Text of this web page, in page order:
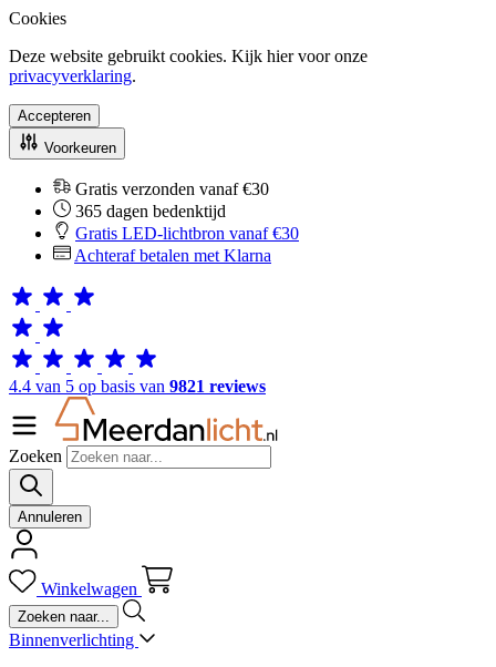
Cookies
Deze website gebruikt cookies. Kijk hier voor onze
privacyverklaring.
Accepteren
Voorkeuren
Gratis verzonden vanaf €30
365 dagen bedenktijd
Gratis LED-lichtbron vanaf €30
Achteraf betalen met Klarna
4.4 van 5 op basis van 9821 reviews
Zoeken
Annuleren
Winkelwagen
Binnenverlichting